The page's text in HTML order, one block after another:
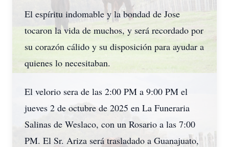
El espíritu indomable y la bondad de Jose
tocaron la vida de muchos, y será recordado por
su corazón cálido y su disposición para ayudar a
quienes lo necesitaban.
El velorio sera de las 2:00 PM a 9:00 PM el
jueves 2 de octubre de 2025 en La Funeraria
Salinas de Weslaco, con un Rosario a las 7:00
PM. El Sr. Ariza será trasladado a Guanajuato,